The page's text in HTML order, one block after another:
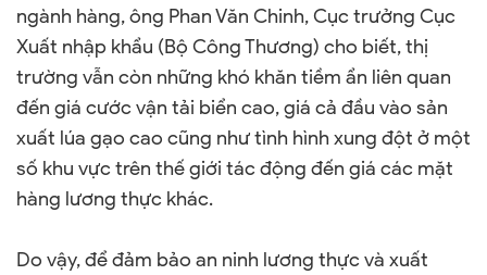
ngành hàng, ông Phan Văn Chinh, Cục trưởng Cục
Xuất nhập khẩu (Bộ Công Thương) cho biết, thị
trường vẫn còn những khó khăn tiềm ẩn liên quan
đến giá cước vận tải biển cao, giá cả đầu vào sản
xuất lúa gạo cao cũng như tình hình xung đột ở một
số khu vực trên thế giới tác động đến giá các mặt
hàng lương thực khác.
Do vậy, để đảm bảo an ninh lương thực và xuất